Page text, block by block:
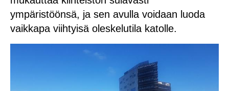
ympäristöönsä, ja sen avulla voidaan luoda
vaikkapa viihtyisä oleskelutila katolle.